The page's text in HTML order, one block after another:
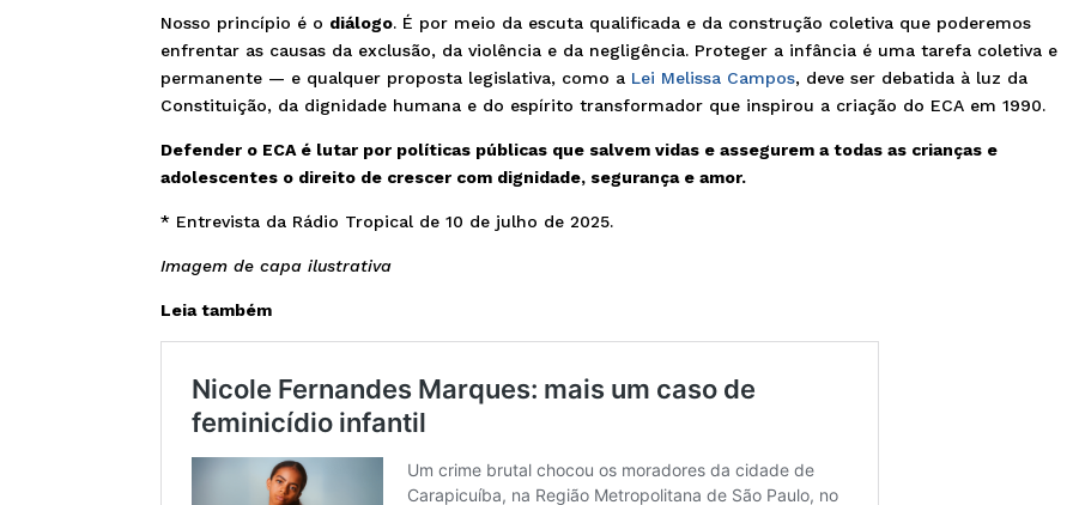
Nosso princípio é o diálogo. É por meio da escuta qualificada e da construção coletiva que poderemos
enfrentar as causas da exclusão, da violência e da negligência. Proteger a infância é uma tarefa coletiva e
permanente — e qualquer proposta legislativa, como a Lei Melissa Campos, deve ser debatida à luz da
Constituição, da dignidade humana e do espírito transformador que inspirou a criação do ECA em 1990.
Defender o ECA é lutar por políticas públicas que salvem vidas e assegurem a todas as crianças e
adolescentes o direito de crescer com dignidade, segurança e amor.
* Entrevista da Rádio Tropical de 10 de julho de 2025.
Imagem de capa ilustrativa
Leia também